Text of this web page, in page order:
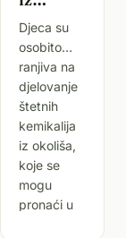
okoliša i
njihov
utjecaj
na djecu
Djeca su
osobito
ranjiva na
djelovanje
štetnih
kemikalija
iz okoliša,
koje se
mogu
pronaći u